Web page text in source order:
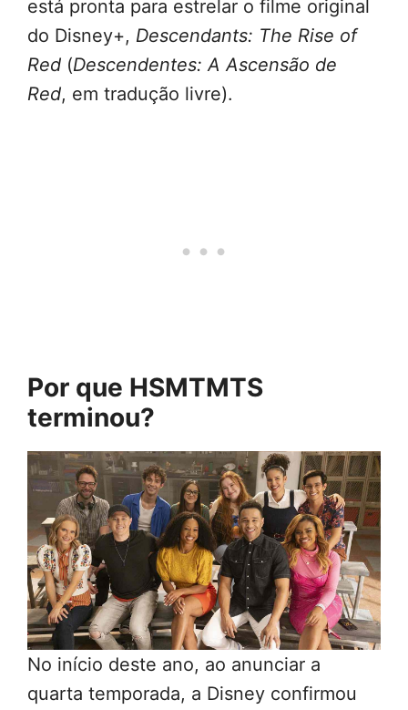
está pronta para estrelar o filme original
do Disney+, Descendants: The Rise of
Red (Descendentes: A Ascensão de
Red, em tradução livre).
Por que HSMTMTS
terminou?
No início deste ano, ao anunciar a
quarta temporada, a Disney confirmou